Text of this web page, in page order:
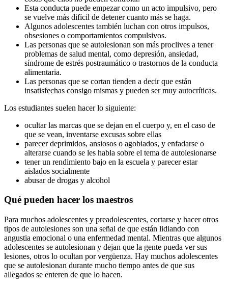
Esta conducta puede empezar como un acto impulsivo, pero
se vuelve más difícil de detener cuanto más se haga.
Algunos adolescentes también luchan con otros impulsos,
obsesiones o comportamientos compulsivos.
Las personas que se autolesionan son más proclives a tener
problemas de salud mental, como depresión, ansiedad,
síndrome de estrés postraumático o trastornos de la conducta
alimentaria.
Las personas que se cortan tienden a decir que están
insatisfechas consigo mismas y pueden ser muy autocríticas.
Los estudiantes suelen hacer lo siguiente:
ocultar las marcas que se dejan en el cuerpo y, en el caso de
que se vean, inventarse excusas sobre ellas
parecer deprimidos, ansiosos o agobiados, y enfadarse o
alterarse cuando se les habla sobre el tema de autolesionarse
tener un rendimiento bajo en la escuela y parecer estar
aislados socialmente
abusar de drogas y alcohol
Qué pueden hacer los maestros
Para muchos adolescentes y preadolescentes, cortarse y hacer otros
tipos de autolesiones son una señal de que están lidiando con
angustia emocional o una enfermedad mental. Mientras que algunos
adolescentes se autolesionan y dejan que la gente pueda ver sus
lesiones, otros lo ocultan por vergüenza. Hay muchos adolescentes
que se autolesionan durante mucho tiempo antes de que sus
allegados se enteren de que lo hacen.